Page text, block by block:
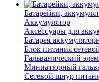
Батарейки,
Аккумулятор
Аксессуары для
Батарея
Блок питания
Гальванический
Миниатюрный
Сетевой шнур